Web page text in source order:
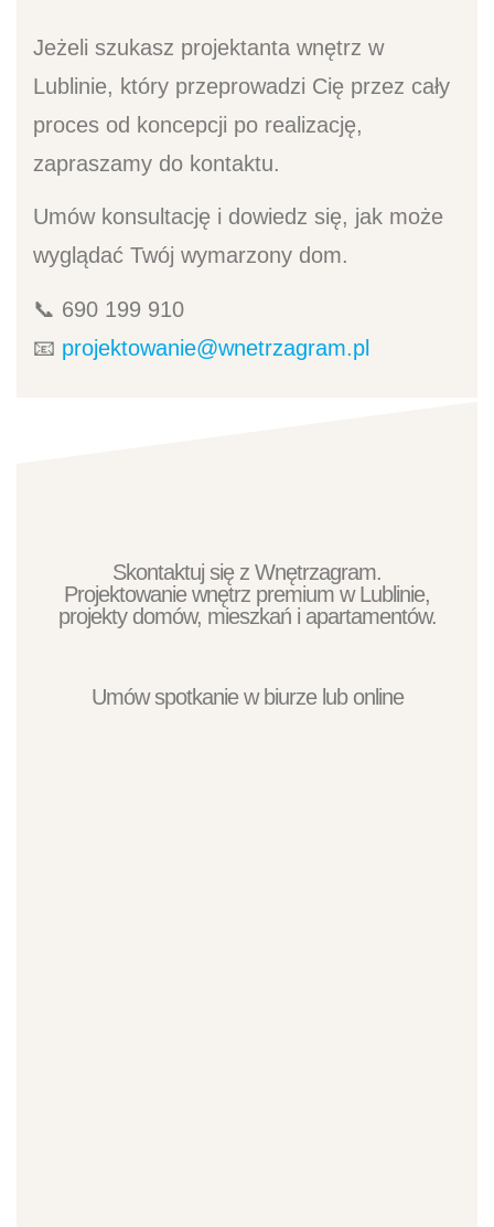
Jeżeli szukasz projektanta wnętrz w
Lublinie, który przeprowadzi Cię przez cały
proces od koncepcji po realizację,
zapraszamy do kontaktu.
Umów konsultację i dowiedz się, jak może
wyglądać Twój wymarzony dom.
📞 690 199 910
📧 projektowanie@wnetrzagram.pl
Skontaktuj się z Wnętrzagram.
Projektowanie wnętrz premium w Lublinie,
projekty domów, mieszkań i apartamentów.
Umów spotkanie w biurze lub online